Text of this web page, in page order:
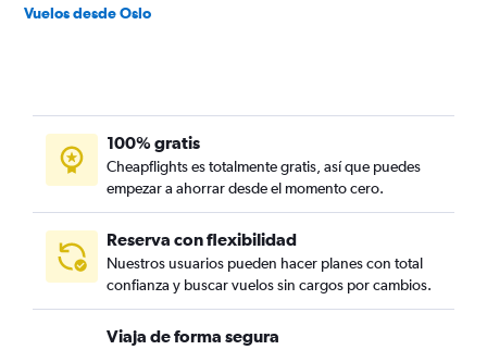
Vuelos desde Oslo
100% gratis
Cheapflights es totalmente gratis, así que puedes
empezar a ahorrar desde el momento cero.
Reserva con flexibilidad
Nuestros usuarios pueden hacer planes con total
confianza y buscar vuelos sin cargos por cambios.
Viaja de forma segura